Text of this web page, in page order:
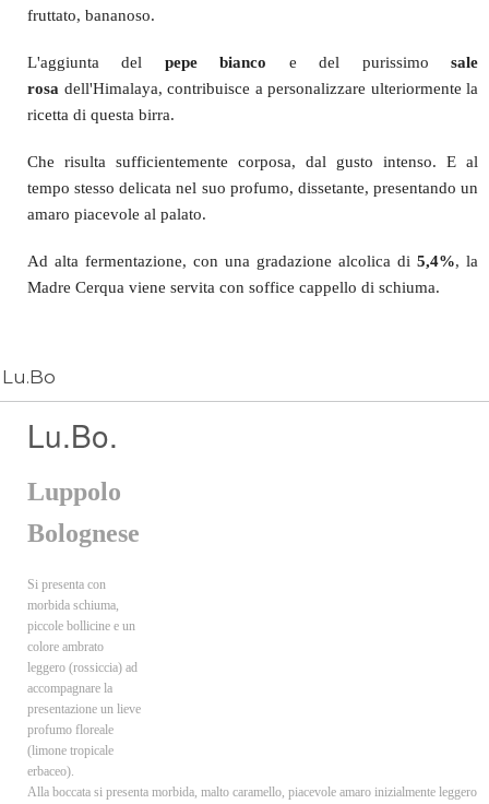
fruttato, bananoso.
L'aggiunta del pepe bianco e del purissimosale
rosa dell'Himalaya, contribuisce a personalizzare ulteriormente la
ricetta di questa birra.
Che risulta sufficientemente corposa, dal gusto intenso. E al
tempo stesso delicata nel suo profumo, dissetante, presentando un
amaro piacevole al palato.
Ad alta fermentazione, con una gradazione alcolica di 5,4%, la
Madre Cerqua viene servita con soffice cappello di schiuma.
Lu.Bo
Lu.Bo.
Luppolo
Bolognese
Si presenta con
morbida schiuma,
piccole bollicine e un
colore ambrato
leggero (rossiccia) ad
accompagnare la
presentazione un lieve
profumo floreale
(limone tropicale
erbaceo).
Alla boccata si presenta morbida, malto caramello, piacevole amaro inizialmente leggero